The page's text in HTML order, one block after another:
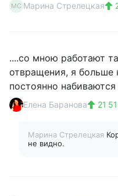
МС Марина Стрелецкая
....со мною работают
отвращения, я больше
постоянно
Елена Баранова 21
Марина Стрелецкая
не видно.